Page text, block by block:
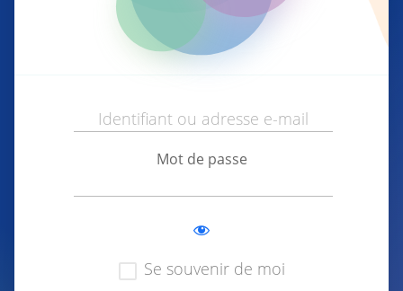
Mot de passe
Se souvenir de moi